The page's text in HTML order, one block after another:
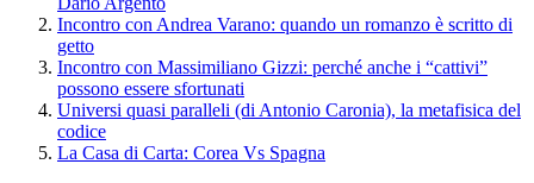
Incontro con Andrea Varano: quando un romanzo è scritto di
getto
Incontro con Massimiliano Gizzi: perché anche i “cattivi”
possono essere sfortunati
Universi quasi paralleli (di Antonio Caronia), la metafisica del
codice
La Casa di Carta: Corea Vs Spagna